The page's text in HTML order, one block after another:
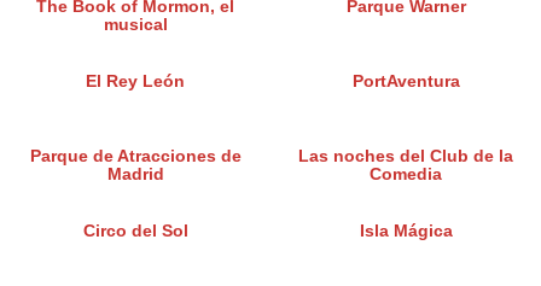
The Book of Mormon, el
musical
Parque Warner
El Rey León PortAventura
Parque de Atracciones de
Madrid
Las noches del Club de la
Comedia
Circo del Sol Isla Mágica